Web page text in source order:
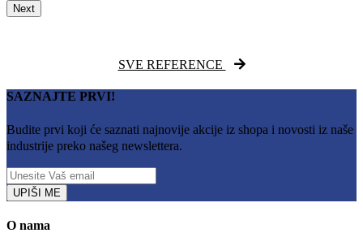
Next
SVE REFERENCE
SAZNAJTE PRVI!
Budite prvi koji će saznati najnovije akcije iz shopa i novosti iz naše
industrije preko našeg newslettera.
UPIŠI ME
O nama